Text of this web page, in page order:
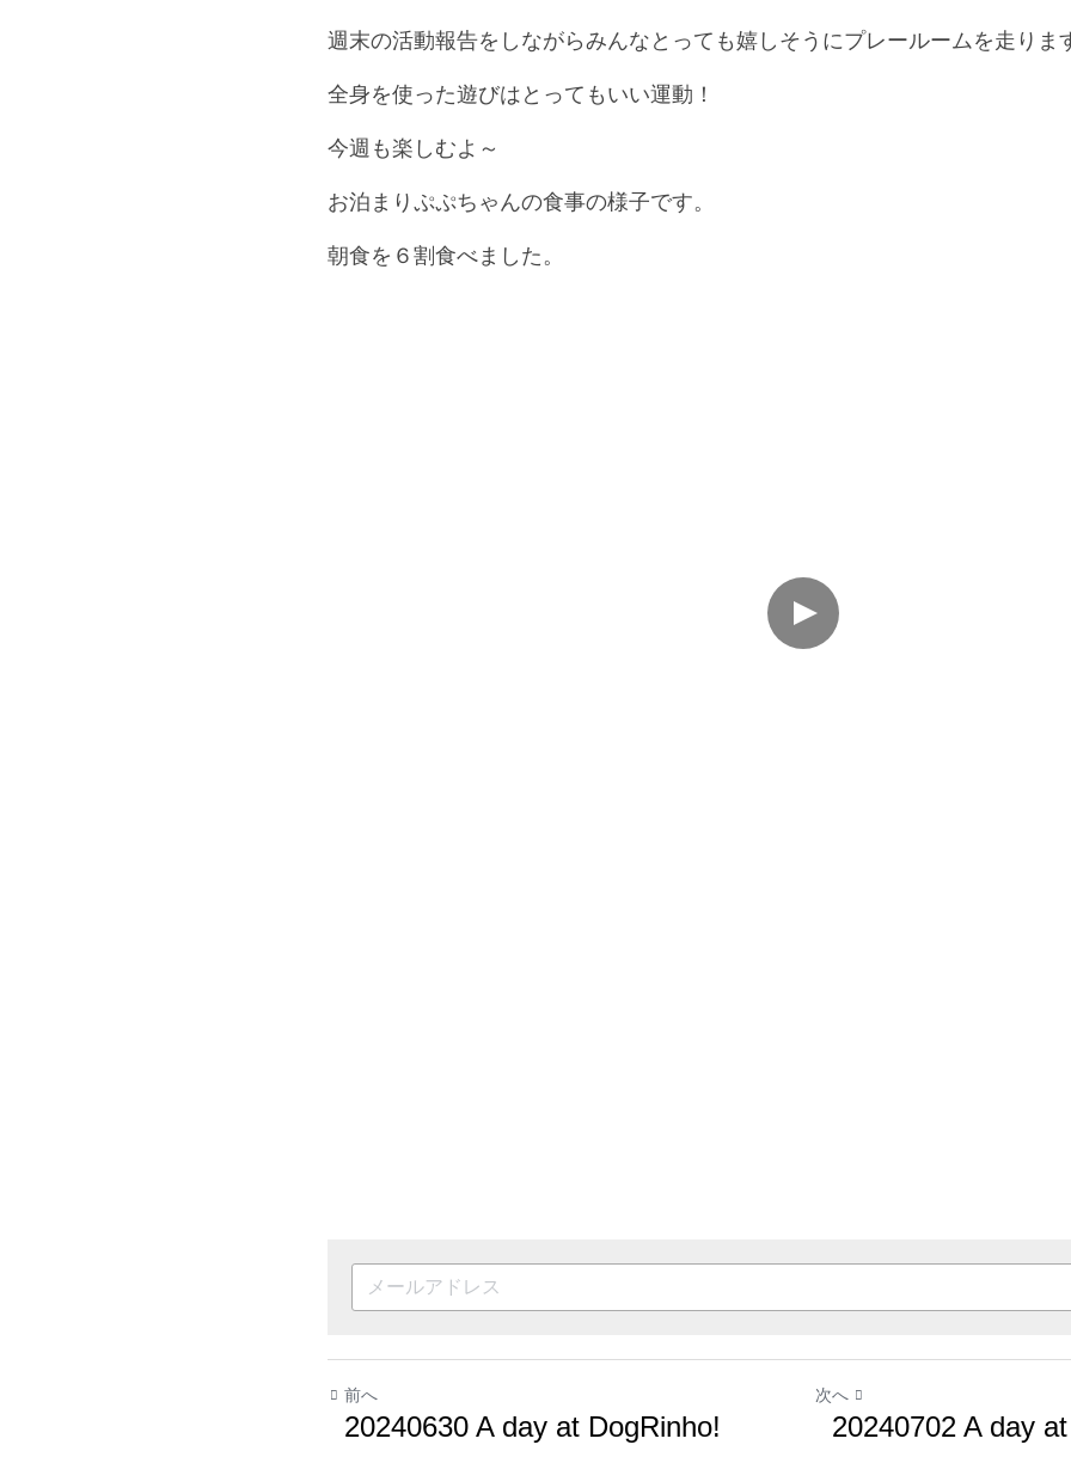
週末の活動報告をしながらみんなとっても嬉しそうにプレールームを走りま
全身を使った遊びはとってもいい運動！
今週も楽しむよ～
お泊まりぷぷちゃんの食事の様子です。
朝食を６割食べました。
前へ
20240630 A day at DogRinho!
次へ
20240702 A day